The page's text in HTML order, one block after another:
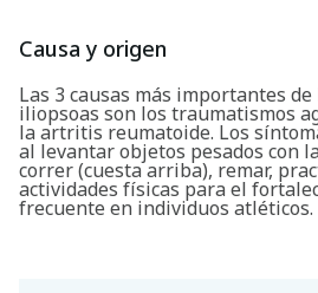
Causa y origen
Las 3 causas más importantes
iliopsoas son los traumatismos
la artritis reumatoide. Los
al levantar objetos pesados con
correr (cuesta arriba), remar,
actividades físicas para el
frecuente en individuos atléticos.